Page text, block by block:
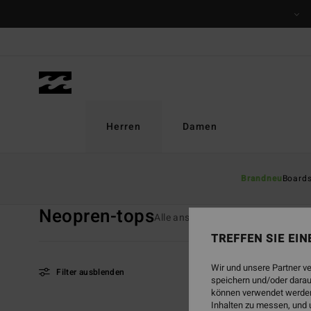
springen
Herren
Brandneu
Damen
Neopren-topsAlle ansehen
Filter ausblenden
TREFFEN SIE
Wir und unsere Partner
speichern und/oder
können verwendet
Inhalten zu messen, und